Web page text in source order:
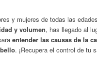
y mujeres de todas las
y volumen, has llegado al
entender las causas de la
. ¡Recupera el control de tu